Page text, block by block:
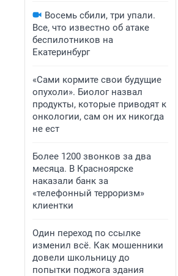
Восемь сбили, три упали.
Все, что известно об атаке
беспилотников на
Екатеринбург
«Сами кормите свои будущие
опухоли». Биолог назвал
продукты, которые приводят к
онкологии, сам он их никогда
не ест
Более 1200 звонков за два
месяца. В Красноярске
наказали банк за
«телефонный терроризм»
клиентки
Один переход по ссылке
изменил всё. Как мошенники
довели школьницу до
попытки поджога здания